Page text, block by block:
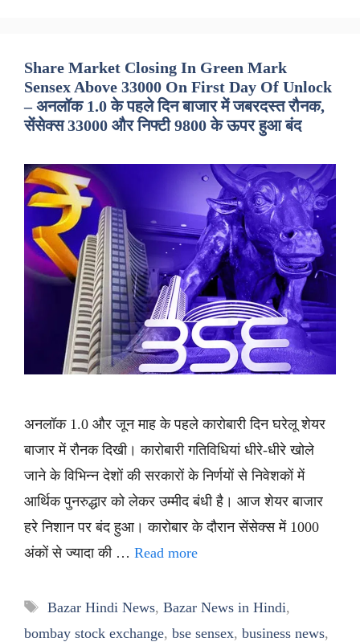
Share Market Closing In Green Mark
Sensex Above 33000 On First Day Of Unlock
– अनलॉक 1.0 के पहले दिन बाजार में जबरदस्त रौनक,
सेंसेक्स 33000 और निफ्टी 9800 के ऊपर हुआ बंद
अनलॉक 1.0 और जून माह के पहले कारोबारी दिन घरेलू शेयर
बाजार में रौनक दिखी। कारोबारी गतिविधियां धीरे-धीरे खोले
जाने के विभिन्न देशों की सरकारों के निर्णयों से निवेशकों में
आर्थिक पुनरुद्धार को लेकर उम्मीद बंधी है। आज शेयर बाजार
हरे निशान पर बंद हुआ। कारोबार के दौरान सेंसेक्स में 1000
अंकों से ज्यादा की … Read more
Tags
Bazar Hindi News, Bazar News in Hindi,
bombay stock exchange, bse sensex, business news,